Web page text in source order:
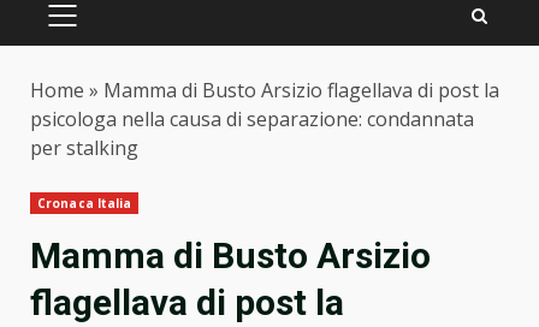
PRIMARY
Home » Mamma di Busto Arsizio flagellava di post la
psicologa nella causa di separazione: condannata
per stalking
Cronaca Italia
Mamma di Busto Arsizio
flagellava di post la